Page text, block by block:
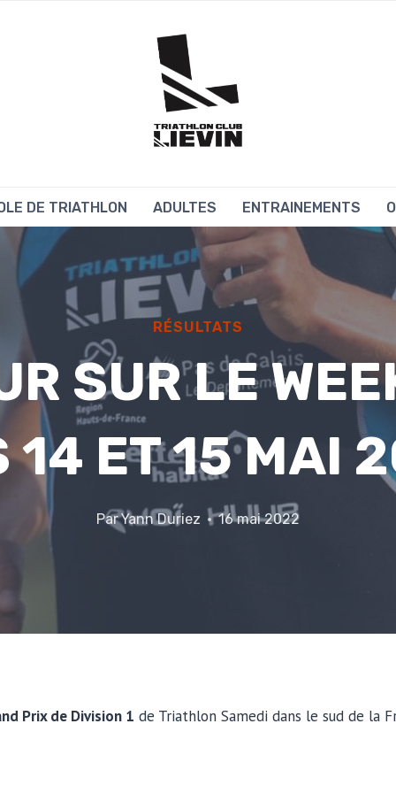
DE TRIATHLON ADULTES ENTRAINEMENTS
RÉSULTATS
SUR LE
14 ET 15 MAI
ParYann Duriez 16 mai 2022
Prix de Division 1 de Triathlon Samedi dans le sud de la